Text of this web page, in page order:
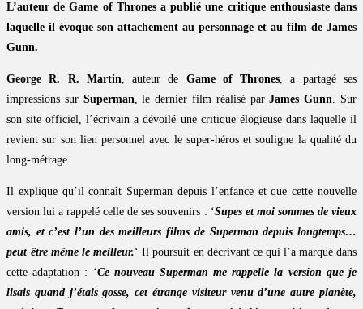
L’auteur de Game of Thrones a publié une critique enthousiaste dans
laquelle il évoque son attachement au personnage et au film de James
Gunn.
George R. R. Martin, auteur de Game of Thrones, a partagé ses
impressions sur Superman, le dernier film réalisé parJames Gunn. Sur
son site officiel, l’écrivain a dévoilé une critique élogieuse dans laquelle il
revient sur son lien personnel avec le super-héros et souligne la qualité du
long-métrage.
Il explique qu’il connaît Superman depuis l’enfance et que cette nouvelle
version lui a rappelé celle de ses souvenirs : ‘Supes et moi sommes de vieux
amis, et c’est l’un des meilleurs films de Superman depuis longtemps…
peut-être même le meilleur.‘ Il poursuit en décrivant ce qui l’a marqué dans
cette adaptation : ‘Ce nouveau Superman me rappelle la version que je
lisais quand j’étais gosse, cet étrange visiteur venu d’une autre planète,